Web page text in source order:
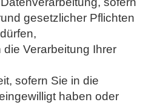
gesetzlicher Pflichten
Verarbeitung Ihrer
sofern Sie in die
haben oder